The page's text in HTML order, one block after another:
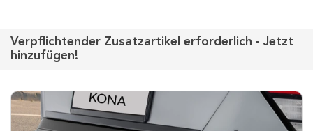
Verpflichtender Zusatzartikel erforderlich - Jetzt
hinzufügen!